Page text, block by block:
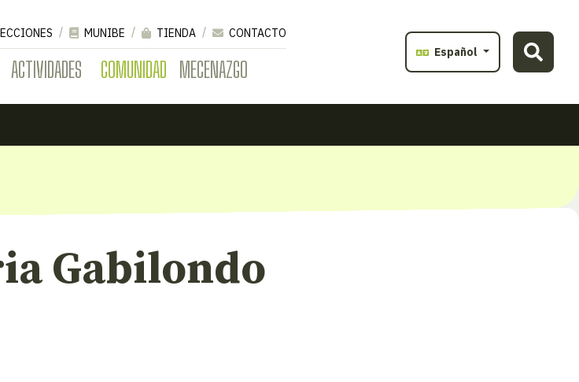
ACTIVIDADES COMUNIDAD MECENAZGO
MUNIBE TIENDA
CONTACTO
Español
Gabilondo